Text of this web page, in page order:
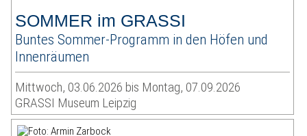
SOMMER im GRASSI
Buntes Sommer-Programm in den Höfen und
Innenräumen
Mittwoch, 03.06.2026 bis Montag, 07.09.2026
GRASSI Museum Leipzig